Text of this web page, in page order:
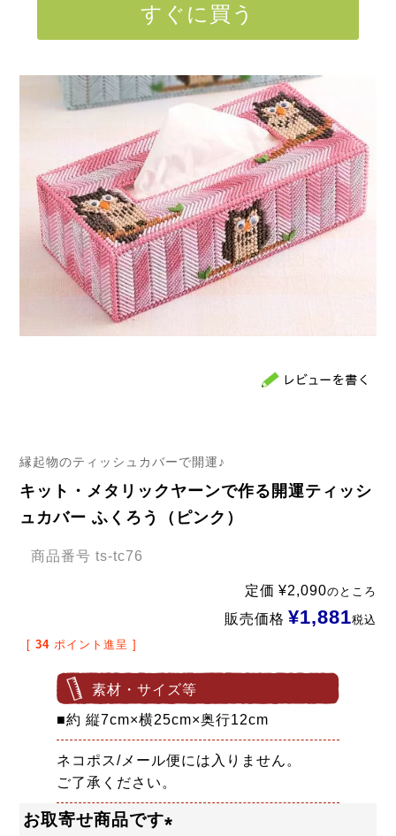
すぐに買う
縁起物のティッシュカバーで開運♪
キット・メタリックヤーンで作る開運ティッシ
ュカバー ふくろう（ピンク）
商品番号 ts-tc76
定価 ¥2,090のところ
販売価格 ¥1,881税込
[ 34 ポイント進呈 ]
素材・サイズ等
■約 縦7cm×横25cm×奥行12cm
ネコポス/メール便には入りません。
ご了承ください。
お取寄せ商品です